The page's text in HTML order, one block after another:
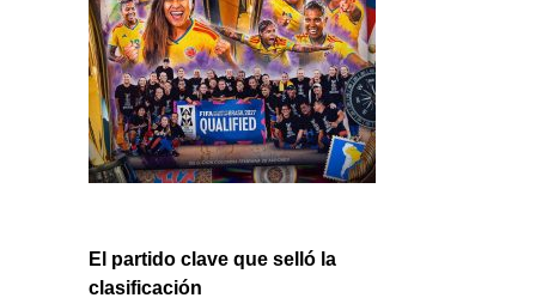
El partido clave que selló la
clasificación